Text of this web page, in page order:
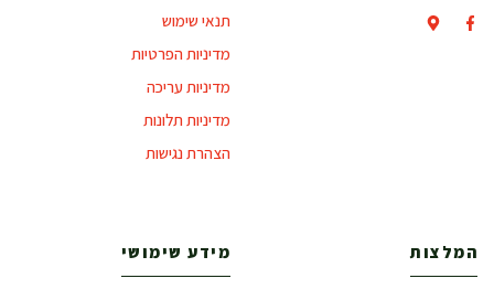
תנאי שימוש
מדיניות הפרטיות
מדיניות עריכה
מדיניות תלונות
הצהרת נגישות
המלצות מידע שימושי